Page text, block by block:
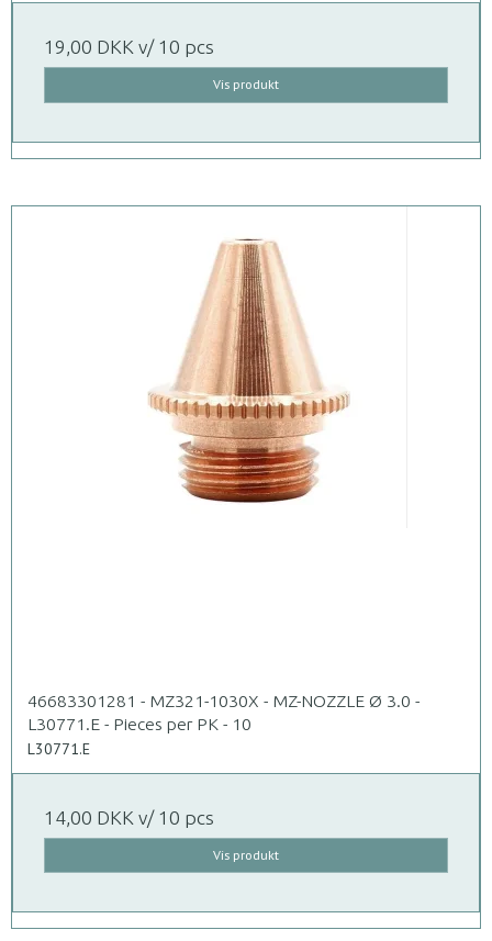
19,00 DKK v/ 10 pcs
Vis produkt
46683301281 - MZ321-1030X - MZ-NOZZLE Ø 3.0 -
L30771.E - Pieces per PK - 10
L30771.E
14,00 DKK v/ 10 pcs
Vis produkt